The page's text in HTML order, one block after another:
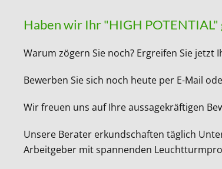
Haben wir Ihr "HIGH POTENTIAL"
Warum zögern Sie noch? Ergreifen Sie jetzt
Bewerben Sie sich noch heute per E-Mail
Wir freuen uns auf Ihre aussagekräftigen
Unsere Berater erkundschaften täglich
Arbeitgeber mit spannenden